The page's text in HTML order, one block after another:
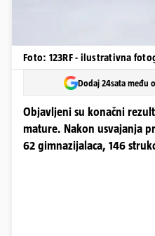
Foto: 123RF - ilustrativna
Dodaj 24sata među
Objavljeni su konačni
mature. Nakon usvajanja
62 gimnazijalaca, 146